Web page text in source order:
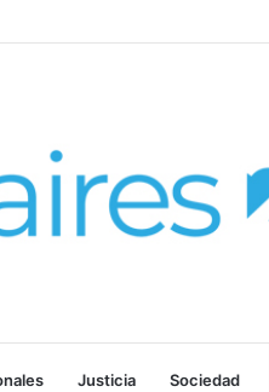
en 2026
Justicia Sociedad